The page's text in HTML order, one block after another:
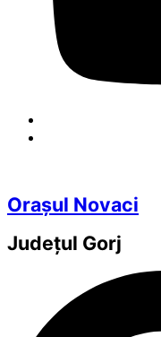
Orașul Novaci
Județul Gorj